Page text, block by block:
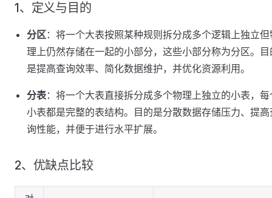
1、定义与目的
分区：将一个大表按照某种规则拆分成多个逻辑上独立但
理上仍然存储在一起的小部分，这些小部分称为分区。目
是提高查询效率、简化数据维护，并优化资源利用。
分表：将一个大表直接拆分成多个物理上独立的小表，每
小表都是完整的表结构。目的是分散数据存储压力、提高
询性能，并便于进行水平扩展。
2、优缺点比较